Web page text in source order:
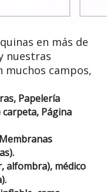
en más de
nuestras
muchos campos,
Papelería
Página
alfombra), médico